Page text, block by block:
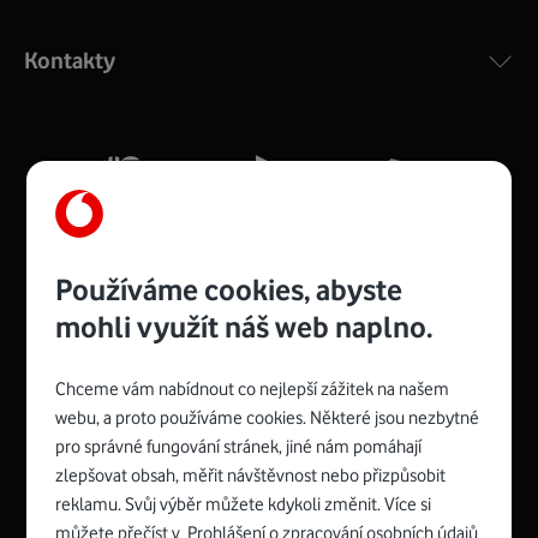
silný signál pro celou domácnost. Kompaktní rozměry 21
Více o COMPAL CH7465VF
Zyxel VMG8623-T50B:
Rozměry modemu jsou 16 x 22 x 7,5 cm (včetně stojánku)
a nabízí 4 gigabitové LAN porty a bezdrátové připojení Wi-
Spojte se s Vodafonem
Kontakty
Používáme cookies, abyste
mohli využít náš web naplno.
Chceme vám nabídnout co nejlepší zážitek na našem
webu, a proto používáme cookies. Některé jsou nezbytné
pro správné fungování stránek, jiné nám pomáhají
zlepšovat obsah, měřit návštěvnost nebo přizpůsobit
reklamu. Svůj výběr můžete kdykoli změnit. Více si
můžete přečíst v Prohlášení o zpracování osobních údajů